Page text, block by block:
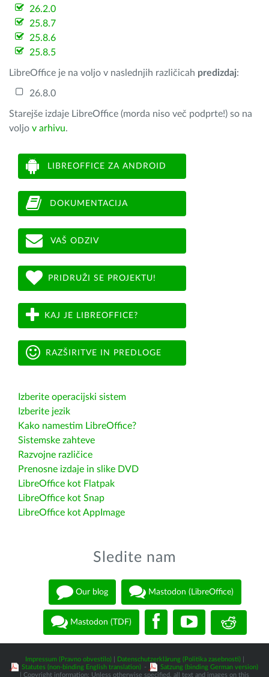
26.2.0
25.8.7
25.8.6
25.8.5
LibreOffice je na voljo v naslednjih različicah predizdaj:
26.8.0
Starejše izdaje LibreOffice (morda niso več podprte!) so na
voljo v arhivu.
LIBREOFFICE ZA ANDROID
DOKUMENTACIJA
VAŠ ODZIV
PRIDRUŽI SE PROJEKTU!
KAJ JE LIBREOFFICE?
RAZŠIRITVE IN PREDLOGE
Izberite operacijski sistem
Izberite jezik
Kako namestim LibreOffice?
Sistemske zahteve
Razvojne različice
Prenosne izdaje in slike DVD
LibreOffice kot Flatpak
LibreOffice kot Snap
LibreOffice kot AppImage
Sledite nam
Our blog Mastodon (LibreOffice)
Mastodon (TDF)
Impressum (Pravno obvestilo)| Datenschutzerklärung (Politika zasebnosti)|
Statutes (non-binding English translation) -
Satzung (binding German version)
| Copyright information: Unless otherwise specified, all text and images on this